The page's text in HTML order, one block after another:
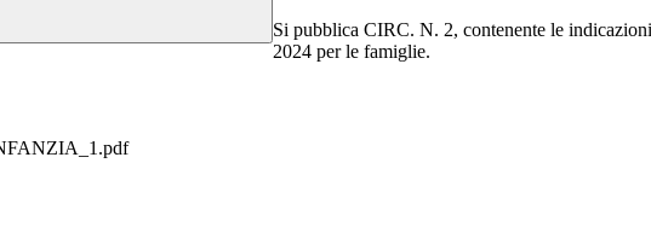
Si pubblica CIRC. N. 2, contenente le
2024 per le famiglie.